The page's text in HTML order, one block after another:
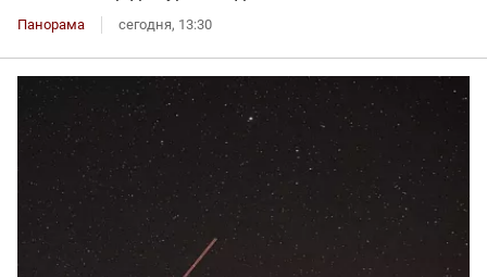
Панорама сегодня, 13:30